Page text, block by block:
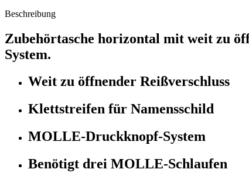
Beschreibung
Zubehörtasche horizontal mit weit zu
System.
Weit zu öffnender Reißverschluss
Klettstreifen für Namensschild
MOLLE-Druckknopf-System
Benötigt drei MOLLE-Schlaufen